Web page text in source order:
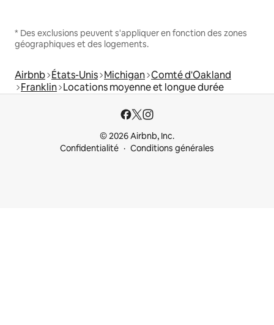
* Des exclusions peuvent s'appliquer en fonction des zones
géographiques et des logements.
Airbnb États-Unis Michigan Comté d'Oakland
Franklin Locations moyenne et longue durée
© 2026 Airbnb, Inc.
Confidentialité
Conditions générales